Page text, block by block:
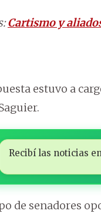
Cartismo y
estuvo a
Recibí las noticias
de senadores